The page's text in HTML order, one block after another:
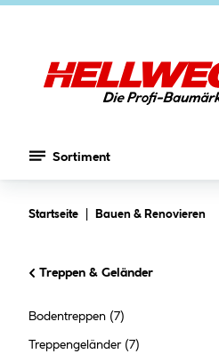
Sortiment
Startseite Bauen & Renovieren
Treppen & Geländer
Bodentreppen (7)
Treppengeländer (7)